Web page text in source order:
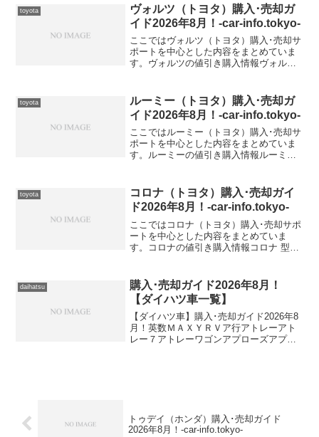
式（H27）】
toyota
ヴォルツ（トヨタ）購入･売却ガ
イド2026年8月！-car-info.tokyo-
ここではヴォルツ（トヨタ）購入･売却サ
ポートを中心とした内容をまとめていま
す。ヴォルツの値引き購入情報ヴォルツ
（H15）】TA-ZZE137【...
toyota
ルーミー（トヨタ）購入･売却ガ
イド2026年8月！-car-info.tokyo-
ここではルーミー（トヨタ）購入･売却サ
ポートを中心とした内容をまとめていま
す。ルーミーの値引き購入情報ルーミー
（H28）】
toyota
コロナ（トヨタ）購入･売却ガイ
ド2026年8月！-car-info.tokyo-
ここではコロナ（トヨタ）購入･売却サポ
ートを中心とした内容をまとめていま
す。コロナの値引き購入情報コロナ 型式
daihatsu
購入･売却ガイド2026年8月！
【ダイハツ車一覧】
【ダイハツ車】購入･売却ガイド2026年8
月！英数ＭＡＸＹＲＶア行アトレーアト
レー７アトレーワゴンアプローズアプロ
トゥデイ（ホンダ）購入･売却ガイド
2026年8月！-car-info.tokyo-